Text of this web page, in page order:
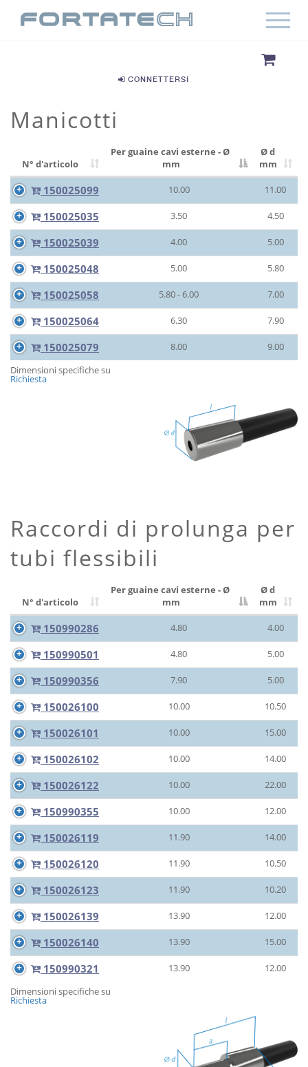
CONNETTERSI
Manicotti
N° d'articolo
Per guaine cavi esterne - Ø
mm
Ø d
mm
150025099 10.00 11.00
150025035 3.50 4.50
150025039 4.00 5.00
150025048 5.00 5.80
150025058 5.80 - 6.00 7.00
150025064 6.30 7.90
150025079 8.00
9.00
Dimensioni specifiche su
Richiesta
Raccordi di prolunga per
tubi flessibili
N° d'articolo
Per guaine cavi esterne - Ø
mm
Ø d
mm
150990286 4.80 4.00
150990501 4.80 5.00
150990356 7.90 5.00
150026100 10.00 10.50
150026101 10.00 15.00
150026102 10.00 14.00
150026122 10.00 22.00
150990355 10.00 12.00
150026119 11.90 14.00
150026120 11.90 10.50
150026123 11.90 10.20
150026139 13.90 12.00
150026140 13.90 15.00
150990321 13.90
12.00
Dimensioni specifiche su
Richiesta